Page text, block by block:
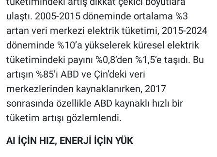
ulaştı. 2005-2015 döneminde ortalama %3
artan veri merkezi elektrik tüketimi, 2015-2024
döneminde %10’a yükselerek küresel elektrik
tüketimindeki payını %0,8’den %1,5’e taşıdı. Bu
artışın %85’i ABD ve Çin’deki veri
merkezlerinden kaynaklanırken, 2017
sonrasında özellikle ABD kaynaklı hızlı bir
tüketim artışı gözlemlendi.
AI İÇİN HIZ, ENERJİ İÇİN YÜK